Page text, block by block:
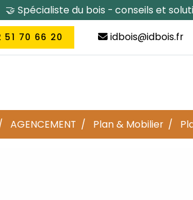
🤝 Spécialiste du bois - conseils et
51 70 66 20 idbois@idbois.fr
AGENCEMENT Plan & Mobilier